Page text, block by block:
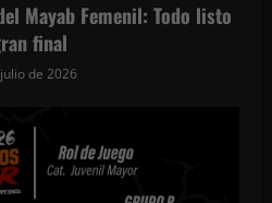
Mayab Femenil: Todo listo
final
de 2026